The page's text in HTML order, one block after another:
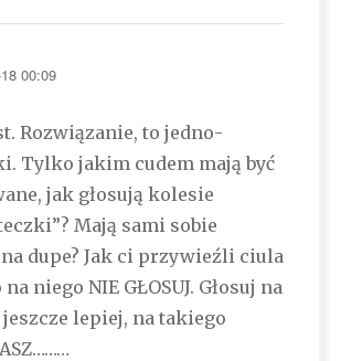
00:09
Rozwiązanie, to jedno-
Tylko jakim cudem mają być
jak głosują kolesie
Mają sami sobie
dupe? Jak ci przywieźli ciula
niego NIE GŁOSUJ. Głosuj na
jeszcze lepiej, na takiego